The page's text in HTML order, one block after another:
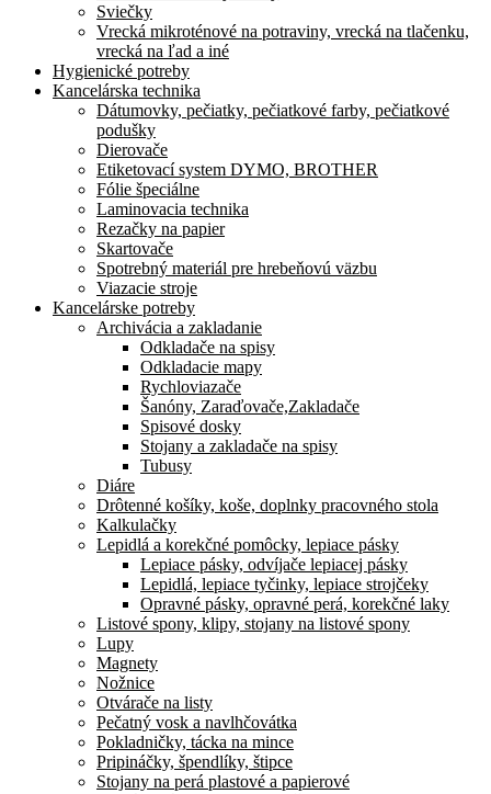
Sviečky
Vrecká mikroténové na potraviny, vrecká na tlačenku,
vrecká na ľad a iné
Hygienické potreby
Kancelárska technika
Dátumovky, pečiatky, pečiatkové farby, pečiatkové
podušky
Dierovače
Etiketovací system DYMO, BROTHER
Fólie špeciálne
Laminovacia technika
Rezačky na papier
Skartovače
Spotrebný materiál pre hrebeňovú väzbu
Viazacie stroje
Kancelárske potreby
Archivácia a zakladanie
Odkladače na spisy
Odkladacie mapy
Rychloviazače
Šanóny, Zaraďovače,Zakladače
Spisové dosky
Stojany a zakladače na spisy
Tubusy
Diáre
Drôtenné košíky, koše, doplnky pracovného stola
Kalkulačky
Lepidlá a korekčné pomôcky, lepiace pásky
Lepiace pásky, odvíjače lepiacej pásky
Lepidlá, lepiace tyčinky, lepiace strojčeky
Opravné pásky, opravné perá, korekčné laky
Listové spony, klipy, stojany na listové spony
Lupy
Magnety
Nožnice
Otvárače na listy
Pečatný vosk a navlhčovátka
Pokladničky, tácka na mince
Pripináčky, špendlíky, štipce
Stojany na perá plastové a papierové